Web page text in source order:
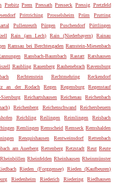
Prebitz Prem Pressath Presseck Pressig Pretzfeld
Prittriching Prosselsheim Prüm
Prutting
Pullenreuth Pürgen Puschendorf
Püttlingen
Rain (am Lech) Rain (Niederbayern)
Rainau
Ramsau bei Berchtesgaden Ramstein-Miesenbach
Ransbach-Baumbach Rastatt
Ratshausen
Raubling Rauenberg Rauhenebrach Ravensburg
Rechtenstein Rechtmehring
Reckendorf
an der Rodach Regen Regensburg
Regenstauf
Reichartshausen Reichenau
Reichenbach
Reichenberg Reichenschwand
Reichersbeuern
Reichling Reilingen Reimlingen
Reisbach
Remlingen Remscheid Remseck Remshalden
Renquishausen Rentweinsdorf
Rettenbach
am Auerberg Rettenberg Retzstadt Reut Reute
Rheinböllen Rheinfelden Rheinhausen Rheinmünster
Rieden (Forggensee)
Rieden (Kaufbeuren)
Riedenheim Riederich Riedering
Riedhausen